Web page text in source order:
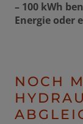
– 100 kWh
Energie oder
NOCH